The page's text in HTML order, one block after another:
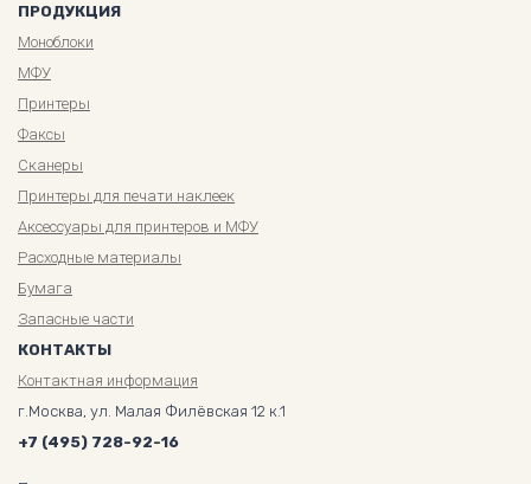
ПРОДУКЦИЯ
Моноблоки
МФУ
Принтеры
Факсы
Сканеры
Принтеры для печати наклеек
Аксессуары для принтеров и МФУ
Расходные материалы
Бумага
Запасные части
КОНТАКТЫ
Контактная информация
г.Москва, ул. Малая Филёвская 12 к.1
+7 (495) 728-92-16